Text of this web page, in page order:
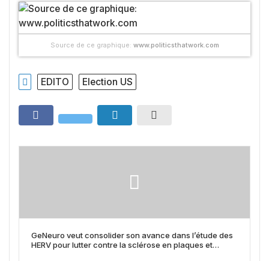
Source de ce graphique: www.politicsthatwork.com
EDITO Election US
GeNeuro veut consolider son avance dans l’étude des
HERV pour lutter contre la sclérose en plaques et